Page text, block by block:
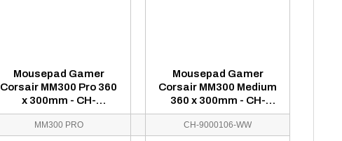
Mousepad Gamer
Corsair MM300 Pro 360
x 300mm - CH-
9413631-WW
Mousepad Gamer
Corsair MM300 Medium
360 x 300mm - CH-
9000106-WW
MM300 PRO CH-9000106-WW